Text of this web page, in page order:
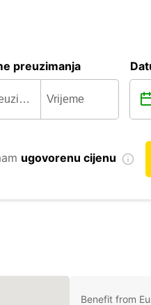
preuzimanja
ugovorenu cijenu
Benefit from